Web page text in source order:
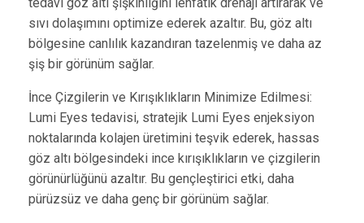
sıvı dolaşımını optimize ederek azaltır. Bu, göz altı
bölgesine canlılık kazandıran tazelenmiş ve daha az
şiş bir görünüm sağlar.
İnce Çizgilerin ve Kırışıklıkların Minimize Edilmesi:
Lumi Eyes tedavisi, stratejik Lumi Eyes enjeksiyon
noktalarında kolajen üretimini teşvik ederek, hassas
göz altı bölgesindeki ince kırışıklıkların ve çizgilerin
görünürlüğünü azaltır. Bu gençleştirici etki, daha
pürüzsüz ve daha genç bir görünüm sağlar.